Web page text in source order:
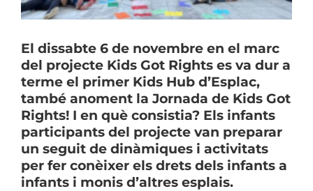
El dissabte 6 de novembre en el marc
del projecte Kids Got Rights es va dur a
terme el primer Kids Hub d’Esplac,
també anoment la Jornada de Kids Got
Rights! I en què consistia? Els infants
participants del projecte van preparar
un seguit de dinàmiques i activitats
per fer conèixer els drets dels infants a
infants i monis d’altres esplais.